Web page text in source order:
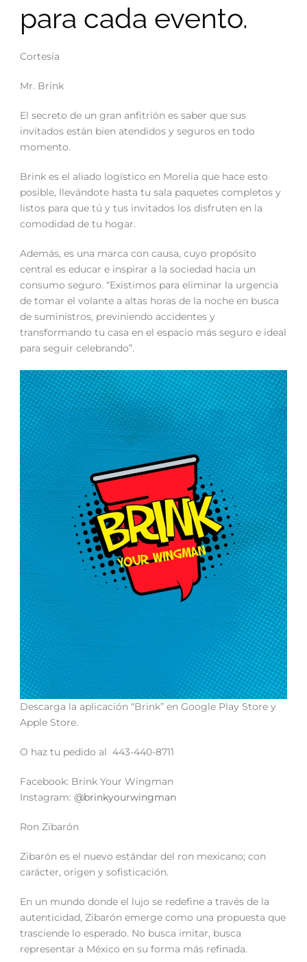
para cada evento.
Cortesía
Mr. Brink
El secreto de un gran anfitrión es saber que sus
invitados están bien atendidos y seguros en todo
momento.
Brink es el aliado logístico en Morelia que hace esto
posible, llevándote hasta tu sala paquetes completos y
listos para que tú y tus invitados los disfruten en la
comodidad de tu hogar.
Además, es una marca con causa, cuyo propósito
central es educar e inspirar a la sociedad hacia un
consumo seguro. “Existimos para eliminar la urgencia
de tomar el volante a altas horas de la noche en busca
de suministros, previniendo accidentes y
transformando tu casa en el espacio más seguro e ideal
para seguir celebrando”.
Descarga la aplicación “Brink” en Google Play Store y
Apple Store.
O haz tu pedido al 443-440-8711
Facebook: Brink Your Wingman
Instagram: @brinkyourwingman
Ron Zibarón
Zibarón es el nuevo estándar del ron mexicano; con
carácter, origen y sofisticación.
En un mundo donde el lujo se redefine a través de la
autenticidad, Zibarón emerge como una propuesta que
trasciende lo esperado. No busca imitar, busca
representar a México en su forma más refinada.